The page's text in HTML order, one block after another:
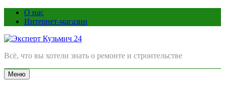
ПерейтиО нас
Интернет-магазин
Эксперт Кузьмич 24
Всё, что вы хотели знать о ремонте и строительстве
Меню